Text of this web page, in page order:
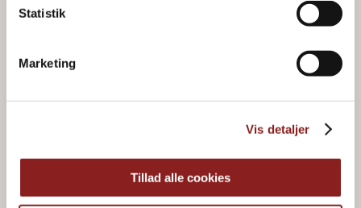
Statistik
Marketing
Vis detaljer
Tillad alle cookies